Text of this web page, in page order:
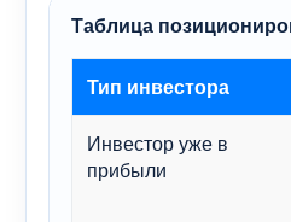
Таблица
Тип инвестора
Инвестор уже в
прибыли